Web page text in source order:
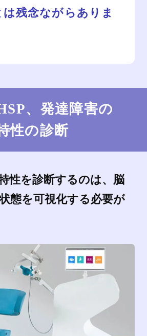
は残念ながらありま
、発達障害の
性の診断
性を診断するのは、脳
態を可視化する必要が